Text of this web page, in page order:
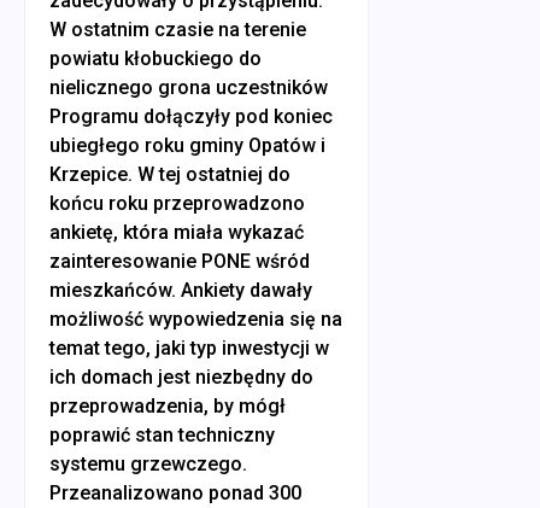
W ostatnim czasie na terenie
powiatu kłobuckiego do
nielicznego grona uczestników
Programu dołączyły pod koniec
ubiegłego roku gminy Opatów i
Krzepice. W tej ostatniej do
końcu roku przeprowadzono
ankietę, która miała wykazać
zainteresowanie PONE wśród
mieszkańców. Ankiety dawały
możliwość wypowiedzenia się na
temat tego, jaki typ inwestycji w
ich domach jest niezbędny do
przeprowadzenia, by mógł
poprawić stan techniczny
systemu grzewczego.
Przeanalizowano ponad 300